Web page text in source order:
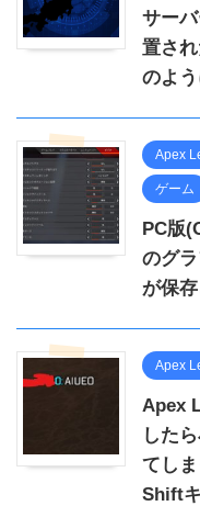
サー
置さ
のよ
Apex
ゲーム
PC版
のグ
が保
Apex
Apex
した
てし
Shift